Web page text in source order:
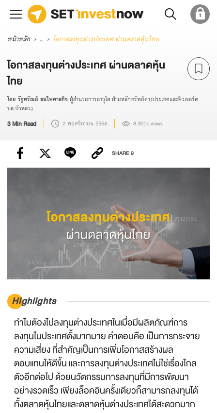
หน้าหลัก ... โอกาสลงทุนต่างประเทศ ผ่านตลาดหุ้นไทย
โอกาสลงทุนต่างประเทศ ผ่านตลาดหุ้น
ไทย
โดย รัฐศรัณย์ ธนไพศาลกิจ ผู้อำนวยการอาวุโส ฝ่ายหลักทรัพย์ต่างประเทศและฟิวเจอร์ส
บล.บัวหลวง
3 Min Read 2 พฤศจิกายน 2564 8.301k views
SHARE9
Highlights
ทำไมต้องไปลงทุนต่างประเทศในเมื่อมีผลิตภัณฑ์การ
ลงทุนในประเทศตั้งมากมาย คำตอบคือ เป็นการกระจาย
ความเสี่ยง ที่สำคัญเป็นการเพิ่มโอกาสสร้างผล
ตอบแทนให้ดีขึ้น และการลงทุนต่างประเทศไม่ใช่เรื่องไกล
ตัวอีกต่อไป ด้วยนวัตกรรมการลงทุนที่มีการพัฒนา
อย่างรวดเร็ว เพียงล็อคอินครั้งเดียวก็สามารถลงทุนได้
ทั้งตลาดหุ้นไทยและตลาดหุ้นต่างประเทศได้สะดวกมาก